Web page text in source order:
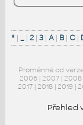
*| _| 2| 3| A| B| C|
Proměnné od
2006 | 2007 | 2008
2017 | 2018 | 2019 |
Přehled